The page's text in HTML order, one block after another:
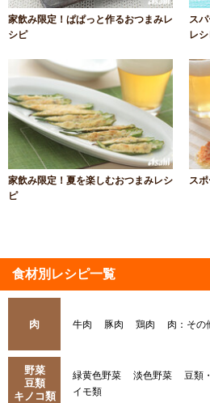
家飲み限定！ぱぱっと作るおつまみレ
シピ
ス
レ
家飲み限定！夏を楽しむおつまみレシ
ピ
ス
食材別レシピ一覧
肉 牛肉 豚肉 鶏肉 肉：その
野菜
豆類
キノコ類
緑黄色野菜 淡色野菜 豆類
イモ類